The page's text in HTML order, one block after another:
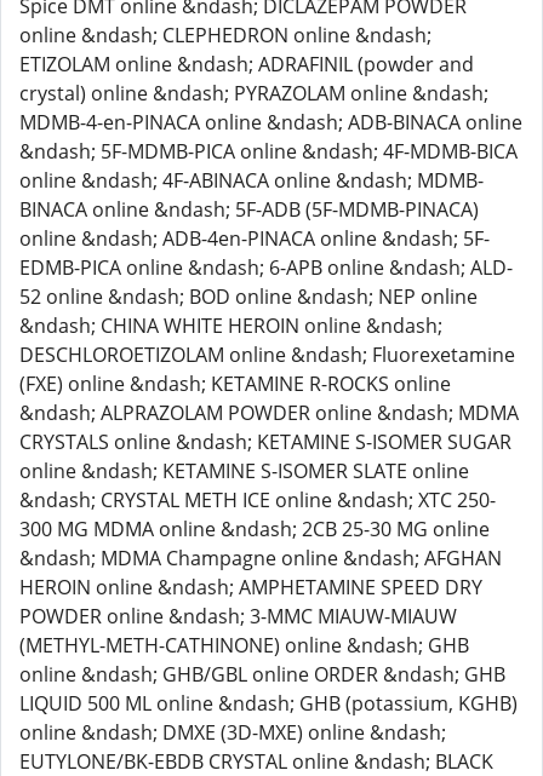
Spice DMT online &ndash; DICLAZEPAM POWDER
online &ndash; CLEPHEDRON online &ndash;
ETIZOLAM online &ndash; ADRAFINIL (powder and
crystal) online &ndash; PYRAZOLAM online &ndash;
MDMB-4-en-PINACA online &ndash; ADB-BINACA online
&ndash; 5F-MDMB-PICA online &ndash; 4F-MDMB-BICA
online &ndash; 4F-ABINACA online &ndash; MDMB-
BINACA online &ndash; 5F-ADB (5F-MDMB-PINACA)
online &ndash; ADB-4en-PINACA online &ndash; 5F-
EDMB-PICA online &ndash; 6-APB online &ndash; ALD-
52 online &ndash; BOD online &ndash; NEP online
&ndash; CHINA WHITE HEROIN online &ndash;
DESCHLOROETIZOLAM online &ndash; Fluorexetamine
(FXE) online &ndash; KETAMINE R-ROCKS online
&ndash; ALPRAZOLAM POWDER online &ndash; MDMA
CRYSTALS online &ndash; KETAMINE S-ISOMER SUGAR
online &ndash; KETAMINE S-ISOMER SLATE online
&ndash; CRYSTAL METH ICE online &ndash; XTC 250-
300 MG MDMA online &ndash; 2CB 25-30 MG online
&ndash; MDMA Champagne online &ndash; AFGHAN
HEROIN online &ndash; AMPHETAMINE SPEED DRY
POWDER online &ndash; 3-MMC MIAUW-MIAUW
(METHYL-METH-CATHINONE) online &ndash; GHB
online &ndash; GHB/GBL online ORDER &ndash; GHB
LIQUID 500 ML online &ndash; GHB (potassium, KGHB)
online &ndash; DMXE (3D-MXE) online &ndash;
EUTYLONE/BK-EBDB CRYSTAL online &ndash; BLACK